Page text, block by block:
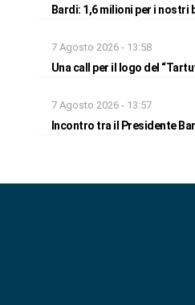
Bardi: 1,6 milioni per i nostri
7 Agosto 2026 - 13:58
Una call per il logo del
7 Agosto 2026 - 13:57
Incontro tra il Presidente